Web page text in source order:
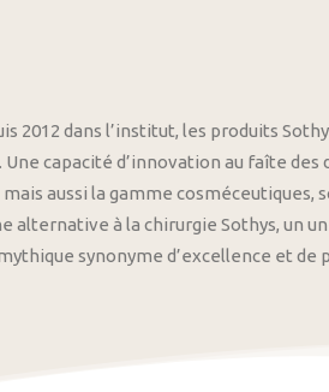
2012 dans l’institut, les produits
capacité d’innovation au faîte
mais aussi la gamme
alternative à la chirurgie Sothys, un
synonyme d’excellence et de